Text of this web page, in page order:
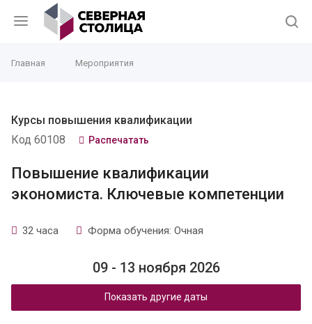
Главная Мероприятия
Курсы повышения квалификации
Код 60108
Распечатать
Повышение квалификации
экономиста. Ключевые компетенции
32 часа Форма обучения: Очная
09 - 13 ноября 2026
Показать другие даты